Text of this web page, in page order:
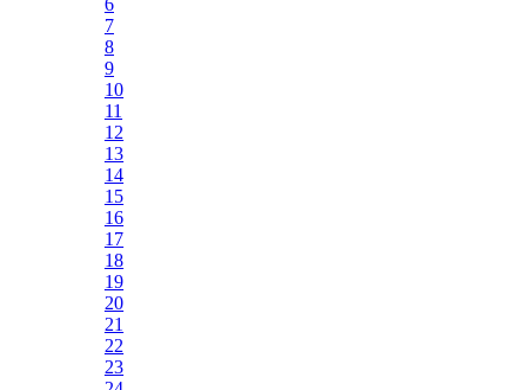
6
7
8
9
10
11
12
13
14
15
16
17
18
19
20
21
22
23